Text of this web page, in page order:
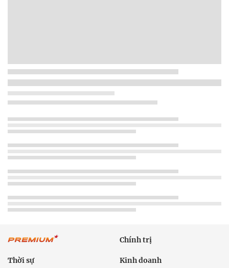
Chính trị
Thời sự Kinh doanh